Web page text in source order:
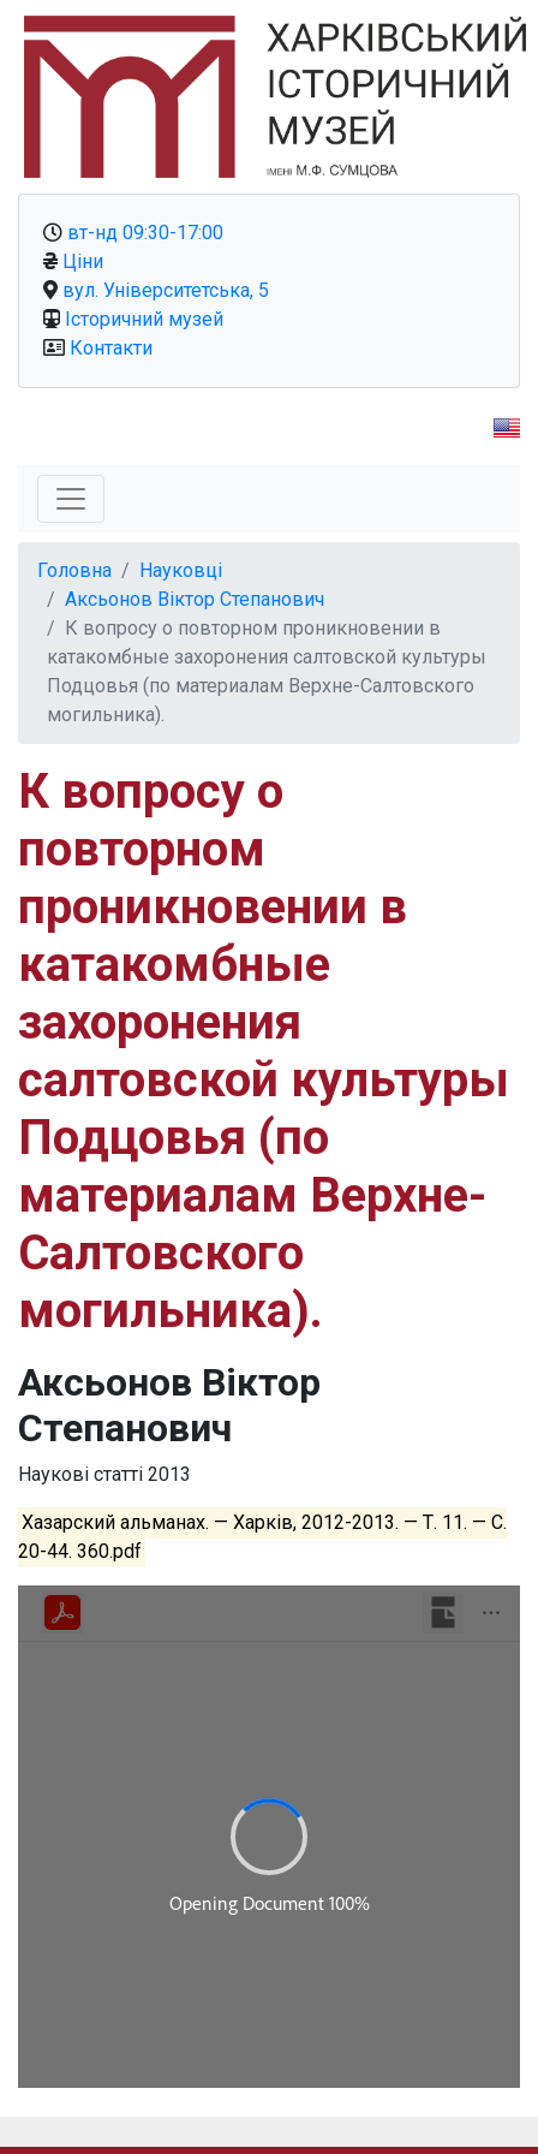
вт-нд 09:30-17:00
Ціни
вул. Університетська, 5
Історичний музей
Контакти
Головна
Науковці
Аксьонов Віктор Степанович
К вопросу о повторном проникновении в
катакомбные захоронения салтовской культуры
Подцовья (по материалам Верхне-Салтовского
могильника).
К вопросу о
повторном
проникновении в
катакомбные
захоронения
салтовской культуры
Подцовья (по
материалам Верхне-
Салтовского
могильника).
Аксьонов Віктор
Степанович
Наукові статті 2013
Хазарский альманах. — Харків, 2012-2013. — Т. 11. — C.
20-44. 360.pdf